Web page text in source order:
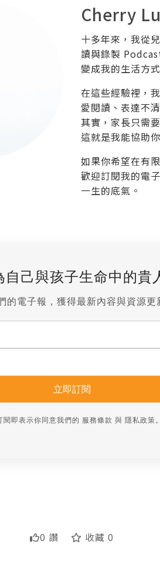
Cherry Lu
十多年來，我從
讀與錄製
變成我的生活方式
在這些經驗裡，
愛閱讀、表達不
其實，家長只需
這就是我能協助
如果你希望在有
歡迎訂閱我的電
一生的底氣。
自己與孩子生命中的貴
的電子報，獲得最新內容與資源更
立即訂閱
閱即表示你同意我們的 服務條款 與 隱私政策 。
0 讚 收藏 0